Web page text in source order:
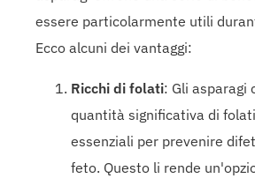
essere particolarmente utili
Ecco alcuni dei vantaggi:
Ricchi di folati: Gli asparagi
quantità significativa di
essenziali per prevenire
feto. Questo li rende